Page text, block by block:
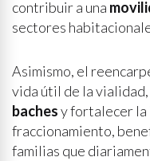
contribuir a una
sectores
Asimismo, el
vida útil de la
bachesy fortalecer la
fraccionamiento,
familias que